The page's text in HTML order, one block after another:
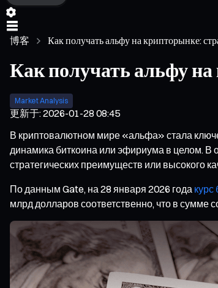
博客 Как получать альфу на крипторынке:
Как получать альфу
Market Analysis
更新于:2026-01-28 08:45
В криптовалютном мире «альфа» стала
динамика биткоина или эфириума в целом. В
стратегических преимуществ или высокого
По данным Gate, на 28 января 2026 года курс
млрд долларов соответственно, что в сумме